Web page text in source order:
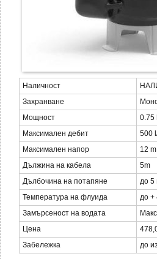
Наличност
Захранване
Мощност
0.75
Максимален дебит
500
Максимален напор
12 m
Дължина на кабела
5m
Дълбочина на потапяне
до 5
Температура на флуида
до +
Замърсеност на водата
Цена
Забележка
до